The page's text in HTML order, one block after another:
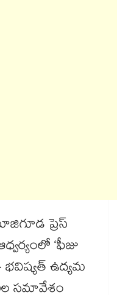
ప్రెస్
‘ఫీజు
ఉద్యమ
సమావేశం